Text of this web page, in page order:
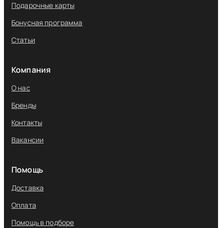
Подарочные карты
Бонусная программа
Статьи
Компания
О нас
Бренды
Контакты
Вакансии
Помощь
Доставка
Оплата
Помощь в подборе